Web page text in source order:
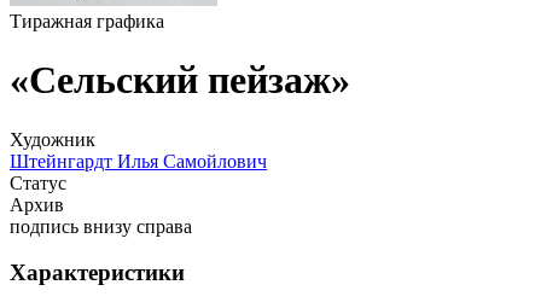
Тиражная графика
«Сельский пейзаж»
Художник
Штейнгардт Илья Самойлович
Статус
Архив
подпись внизу справа
Характеристики